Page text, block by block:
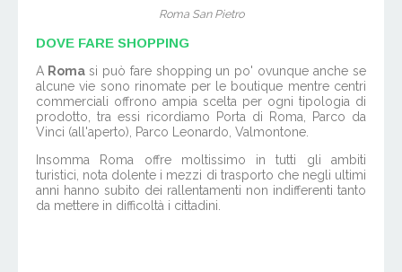
Roma San Pietro
DOVE FARE SHOPPING
A Roma si può fare shopping un po' ovunque anche se
alcune vie sono rinomate per le boutique mentre centri
commerciali offrono ampia scelta per ogni tipologia di
prodotto, tra essi ricordiamo Porta di Roma, Parco da
Vinci (all'aperto), Parco Leonardo, Valmontone.
Insomma Roma offre moltissimo in tutti gli ambiti
turistici, nota dolente i mezzi di trasporto che negli ultimi
anni hanno subito dei rallentamenti non indifferenti tanto
da mettere in difficoltà i cittadini.